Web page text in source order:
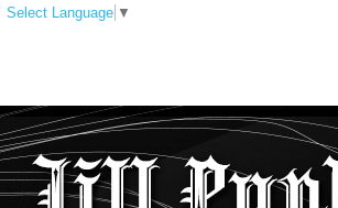
Select Language ▼